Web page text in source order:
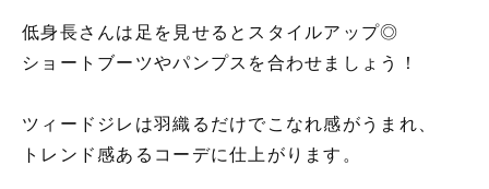
低身長さんは足を見せるとスタイルアップ◎
ショートブーツやパンプスを合わせましょう！
ツィードジレは羽織るだけでこなれ感がうまれ、
トレンド感あるコーデに仕上がります。